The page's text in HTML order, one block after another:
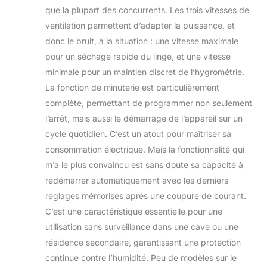
que la plupart des concurrents. Les trois vitesses de
ventilation permettent d’adapter la puissance, et
donc le bruit, à la situation : une vitesse maximale
pour un séchage rapide du linge, et une vitesse
minimale pour un maintien discret de l’hygrométrie.
La fonction de minuterie est particulièrement
complète, permettant de programmer non seulement
l’arrêt, mais aussi le démarrage de l’appareil sur un
cycle quotidien. C’est un atout pour maîtriser sa
consommation électrique. Mais la fonctionnalité qui
m’a le plus convaincu est sans doute sa capacité à
redémarrer automatiquement avec les derniers
réglages mémorisés après une coupure de courant.
C’est une caractéristique essentielle pour une
utilisation sans surveillance dans une cave ou une
résidence secondaire, garantissant une protection
continue contre l’humidité. Peu de modèles sur le